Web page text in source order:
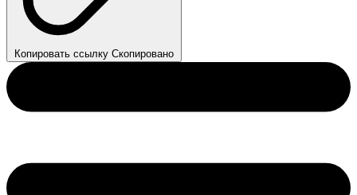
Копировать ссылку Скопировано